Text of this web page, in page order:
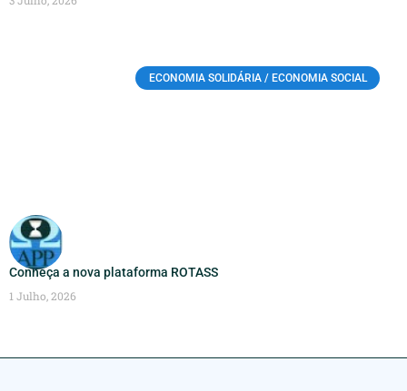
ECONOMIA SOLIDÁRIA / ECONOMIA SOCIAL
Conheça a nova plataforma ROTASS
1 Julho, 2026